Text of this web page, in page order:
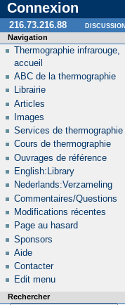
Connexion
Navigation
Thermographie infrarouge,
accueil
ABC de la thermographie
Librairie
Articles
Images
Services de thermographie
Cours de thermographie
Ouvrages de référence
English:Library
Nederlands:Verzameling
Commentaires/Questions
Modifications récentes
Page au hasard
Sponsors
Aide
Contacter
Edit menu
Rechercher
216.73.216.88